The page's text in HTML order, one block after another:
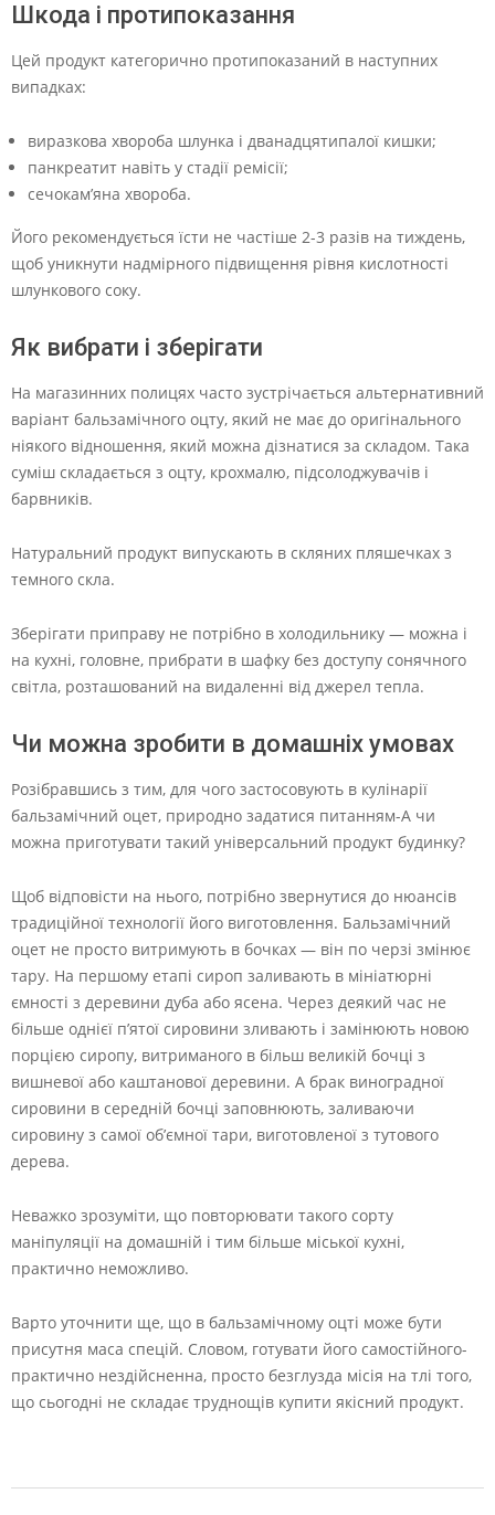
Шкода і протипоказання
Цей продукт категорично протипоказаний в наступних
випадках:
виразкова хвороба шлунка і дванадцятипалої кишки;
панкреатит навіть у стадії ремісії;
сечокам’яна хвороба.
Його рекомендується їсти не частіше 2-3 разів на тиждень,
щоб уникнути надмірного підвищення рівня кислотності
шлункового соку.
Як вибрати і зберігати
На магазинних полицях часто зустрічається альтернативний
варіант бальзамічного оцту, який не має до оригінального
ніякого відношення, який можна дізнатися за складом. Така
суміш складається з оцту, крохмалю, підсолоджувачів і
барвників.
Натуральний продукт випускають в скляних пляшечках з
темного скла.
Зберігати приправу не потрібно в холодильнику — можна і
на кухні, головне, прибрати в шафку без доступу сонячного
світла, розташований на видаленні від джерел тепла.
Чи можна зробити в домашніх умовах
Розібравшись з тим, для чого застосовують в кулінарії
бальзамічний оцет, природно задатися питанням-А чи
можна приготувати такий універсальний продукт будинку?
Щоб відповісти на нього, потрібно звернутися до нюансів
традиційної технології його виготовлення. Бальзамічний
оцет не просто витримують в бочках — він по черзі змінює
тару. На першому етапі сироп заливають в мініатюрні
ємності з деревини дуба або ясена. Через деякий час не
більше однієї п’ятої сировини зливають і замінюють новою
порцією сиропу, витриманого в більш великій бочці з
вишневої або каштанової деревини. А брак виноградної
сировини в середній бочці заповнюють, заливаючи
сировину з самої об’ємної тари, виготовленої з тутового
дерева.
Неважко зрозуміти, що повторювати такого сорту
маніпуляції на домашній і тим більше міської кухні,
практично неможливо.
Варто уточнити ще, що в бальзамічному оцті може бути
присутня маса спецій. Словом, готувати його самостійного-
практично нездійсненна, просто безглузда місія на тлі того,
що сьогодні не складає труднощів купити якісний продукт.